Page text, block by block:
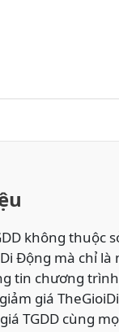
không thuộc
Động mà chỉ là
tin chương
giá
TGDD cùng